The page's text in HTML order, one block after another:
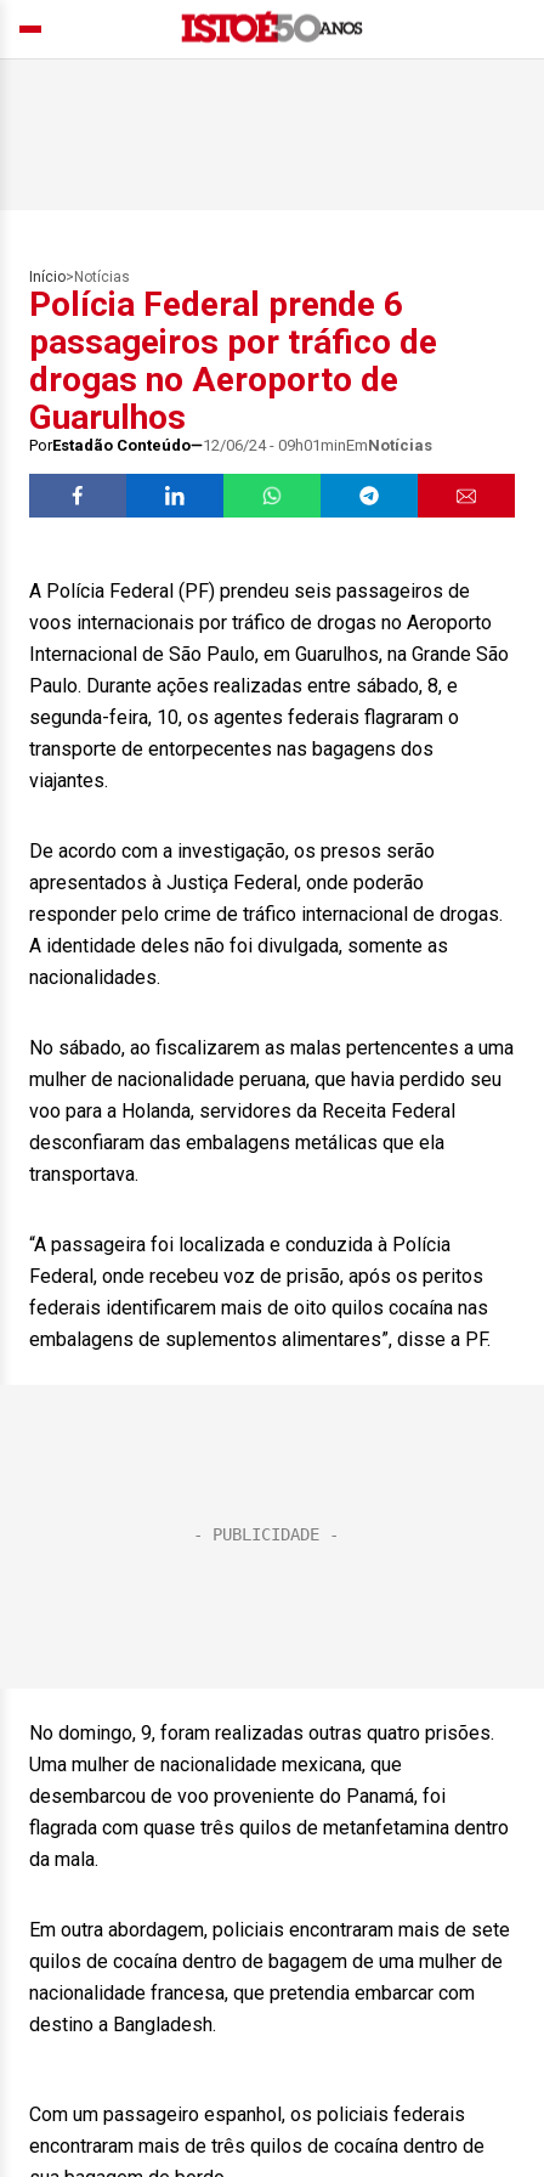
Início> Notícias
Polícia Federal prende 6
passageiros por tráfico de
drogas no Aeroporto de
Guarulhos
PorEstadão Conteúdo 12/06/24 - 09h01minEmNotícias
A Polícia Federal (PF) prendeu seis passageiros de
voos internacionais por tráfico de drogas no Aeroporto
Internacional de São Paulo, em Guarulhos, na Grande São
Paulo. Durante ações realizadas entre sábado, 8, e
segunda-feira, 10, os agentes federais flagraram o
transporte de entorpecentes nas bagagens dos
viajantes.
De acordo com a investigação, os presos serão
apresentados à Justiça Federal, onde poderão
responder pelo crime de tráfico internacional de drogas.
A identidade deles não foi divulgada, somente as
nacionalidades.
No sábado, ao fiscalizarem as malas pertencentes a uma
mulher de nacionalidade peruana, que havia perdido seu
voo para a Holanda, servidores da Receita Federal
desconfiaram das embalagens metálicas que ela
transportava.
“A passageira foi localizada e conduzida à Polícia
Federal, onde recebeu voz de prisão, após os peritos
federais identificarem mais de oito quilos cocaína nas
embalagens de suplementos alimentares”, disse a PF.
No domingo, 9, foram realizadas outras quatro prisões.
Uma mulher de nacionalidade mexicana, que
desembarcou de voo proveniente do Panamá, foi
flagrada com quase três quilos de metanfetamina dentro
da mala.
Em outra abordagem, policiais encontraram mais de sete
quilos de cocaína dentro de bagagem de uma mulher de
nacionalidade francesa, que pretendia embarcar com
destino a Bangladesh.
Com um passageiro espanhol, os policiais federais
encontraram mais de três quilos de cocaína dentro de